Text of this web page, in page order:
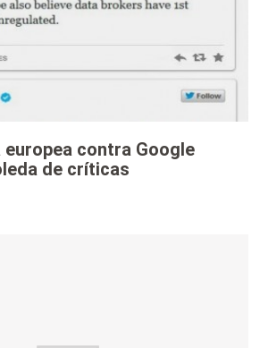
europea contra Google
de críticas